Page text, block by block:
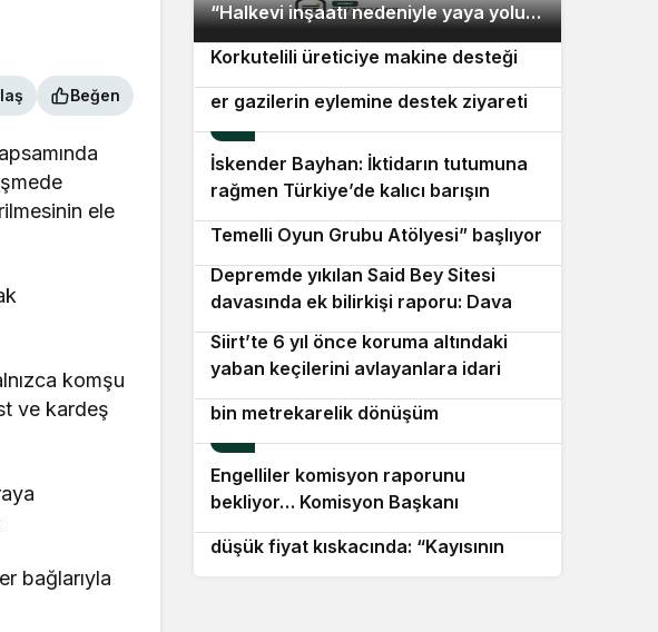
Beğen
ele
komşu
ve kardeş
bağlarıyla
“Halkevi inşaatı nedeniyle yaya yolu
geçici olarak kapatıldı”
Antalya Büyükşehir Belediyesi’nden
Korkutelili üreticiye makine desteği
Özgür Özel’den, er şehit yakınları ve
er gazilerin eylemine destek ziyareti
İskender Bayhan: İktidarın tutumuna
rağmen Türkiye’de kalıcı barışın
sağlanması ve Kürt sorununun
demokratik çözümünü savunuyoruz
5
Beşiktaş Belediyesi’nin “Theraplay
Temelli Oyun Grubu Atölyesi” başlıyor
6
Depremde yıkılan Said Bey Sitesi
davasında ek bilirkişi raporu: Dava
dışı 6 kişinin daha sorumluluğu tespit
edildi
7
Siirt’te 6 yıl önce koruma altındaki
yaban keçilerini avlayanlara idari
para cezası kesildi
8
bin metrekarelik dönüşüm
Engelliler komisyon raporunu
bekliyor… Komisyon Başkanı
Kasapoğlu: “10 bin sayfayı aşan
devasa bir değerlendirme havuzu söz
10
Malatyalı kayısı üreticisi maliyet ve
düşük fiyat kıskacında: “Kayısının